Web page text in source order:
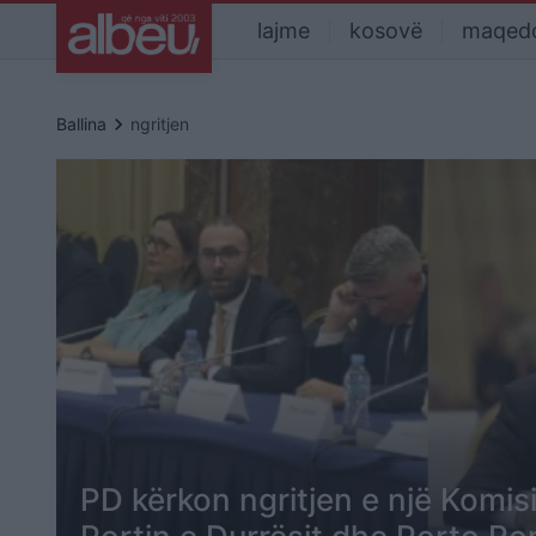
lajme kosovë
Ballina keyboard_arrow_right ngritjen
PD kërkon ngritjen e një